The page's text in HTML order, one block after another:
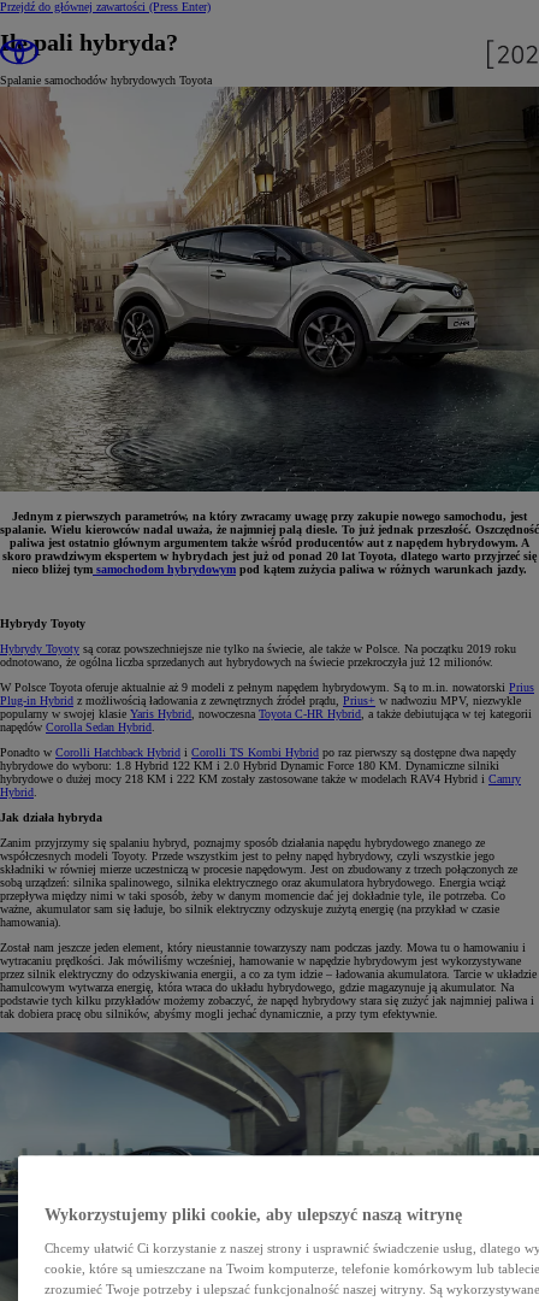
Przejdź do głównej zawartości (Press Enter)
Ile pali hybryda?
Spalanie samochodów hybrydowych Toyota
Jednym z pierwszych parametrów, na który zwracamy uwagę przy zakupie nowego samochodu, jest
spalanie. Wielu kierowców nadal uważa, że najmniej palą diesle. To już jednak przeszłość. Oszczędność
paliwa jest ostatnio głównym argumentem także wśród producentów aut z napędem hybrydowym. A
skoro prawdziwym ekspertem w hybrydach jest już od ponad 20 lat Toyota, dlatego warto przyjrzeć się
nieco bliżej tym samochodom hybrydowym pod kątem zużycia paliwa w różnych warunkach jazdy.
Hybrydy Toyoty
Hybrydy Toyoty są coraz powszechniejsze nie tylko na świecie, ale także w Polsce. Na początku 2019 roku
odnotowano, że ogólna liczba sprzedanych aut hybrydowych na świecie przekroczyła już 12 milionów.
W Polsce Toyota oferuje aktualnie aż 9 modeli z pełnym napędem hybrydowym. Są to m.in. nowatorski Prius
Plug-in Hybrid z możliwością ładowania z zewnętrznych źródeł prądu, Prius+ w nadwoziu MPV, niezwykle
popularny w swojej klasie Yaris Hybrid, nowoczesna Toyota C-HR Hybrid, a także debiutująca w tej kategorii
napędów Corolla Sedan Hybrid.
Ponadto w Corolli Hatchback Hybrid i Corolli TS Kombi Hybrid po raz pierwszy są dostępne dwa napędy
hybrydowe do wyboru: 1.8 Hybrid 122 KM i 2.0 Hybrid Dynamic Force 180 KM. Dynamiczne silniki
hybrydowe o dużej mocy 218 KM i 222 KM zostały zastosowane także w modelach RAV4 Hybrid i Camry
Hybrid.
Jak działa hybryda
Zanim przyjrzymy się spalaniu hybryd, poznajmy sposób działania napędu hybrydowego znanego ze
współczesnych modeli Toyoty. Przede wszystkim jest to pełny napęd hybrydowy, czyli wszystkie jego
składniki w równiej mierze uczestniczą w procesie napędowym. Jest on zbudowany z trzech połączonych ze
sobą urządzeń: silnika spalinowego, silnika elektrycznego oraz akumulatora hybrydowego. Energia wciąż
przepływa między nimi w taki sposób, żeby w danym momencie dać jej dokładnie tyle, ile potrzeba. Co
ważne, akumulator sam się ładuje, bo silnik elektryczny odzyskuje zużytą energię (na przykład w czasie
hamowania).
Został nam jeszcze jeden element, który nieustannie towarzyszy nam podczas jazdy. Mowa tu o hamowaniu i
wytracaniu prędkości. Jak mówiliśmy wcześniej, hamowanie w napędzie hybrydowym jest wykorzystywane
przez silnik elektryczny do odzyskiwania energii, a co za tym idzie – ładowania akumulatora. Tarcie w układzie
hamulcowym wytwarza energię, która wraca do układu hybrydowego, gdzie magazynuje ją akumulator. Na
podstawie tych kilku przykładów możemy zobaczyć, że napęd hybrydowy stara się zużyć jak najmniej paliwa i
tak dobiera pracę obu silników, abyśmy mogli jechać dynamicznie, a przy tym efektywnie.
Wykorzystujemy pliki cookie, aby ulepszyć naszą witrynę
Chcemy ułatwić Ci korzystanie z naszej strony i usprawnić świadczenie usług, dlatego
cookie, które są umieszczane na Twoim komputerze, telefonie komórkowym lub
zrozumieć Twoje potrzeby i ulepszać funkcjonalność naszej witryny. Są